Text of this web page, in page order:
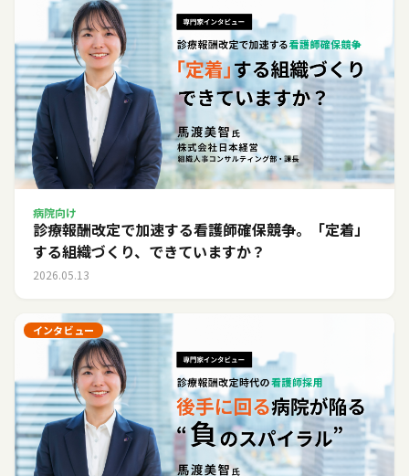
病院向け
診療報酬改定で加速する看護師確保競争。「定着」
する組織づくり、できていますか？
2026.05.13
インタビュー